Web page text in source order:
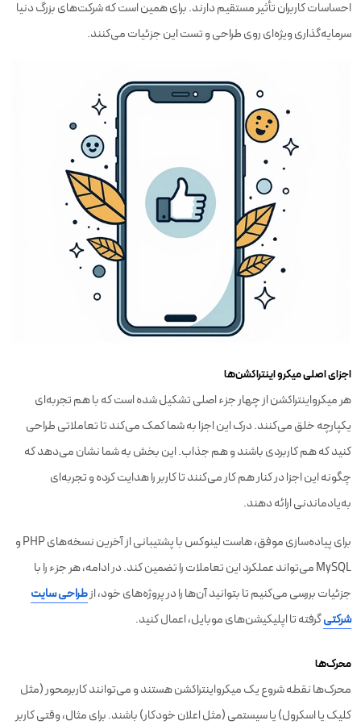
احساسات کاربران تأثیر مستقیم دارند. برای همین است که شرکت‌های بزرگ دنیا
سرمایه‌گذاری ویژه‌ای روی طراحی و تست این جزئیات می‌کنند.
اجزای اصلی میکرو اینتراکشن‌ها
هر میکرواینتراکشن از چهار جزء اصلی تشکیل شده است که با هم تجربه‌ای
یکپارچه خلق می‌کنند. درک این اجزا به شما کمک می‌کند تا تعاملاتی طراحی
کنید که هم کاربردی باشند و هم جذاب. این بخش به شما نشان می‌دهد که
چگونه این اجزا در کنار هم کار می‌کنند تا کاربر را هدایت کرده و تجربه‌ای
به‌یادماندنی ارائه دهند.
برای پیاده‌سازی موفق، هاست لینوکس با پشتیبانی از آخرین نسخه‌های PHP و
MySQL می‌تواند عملکرد این تعاملات را تضمین کند. در ادامه، هر جزء را با
جزئیات بررسی می‌کنیم تا بتوانید آن‌ها را در پروژه‌های خود، ازطراحی سایت
شرکتیگرفته تا اپلیکیشن‌های موبایل، اعمال کنید.
محرک‌ها
محرک‌ها نقطه شروع یک میکرواینتراکشن هستند و می‌توانند کاربرمحور (مثل
کلیک یا اسکرول) یا سیستمی (مثل اعلان خودکار) باشند. برای مثال، وقتی کاربر